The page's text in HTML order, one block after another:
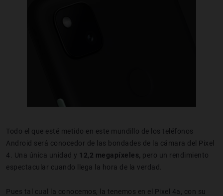
Todo el que esté metido en este mundillo de los teléfonos
Android será conocedor de las bondades de la cámara del Pixel
4. Una única unidad y 12,2 megapíxeles, pero un rendimiento
espectacular cuando llega la hora de la verdad.
Pues tal cual la conocemos, la tenemos en el Pixel 4a, con su